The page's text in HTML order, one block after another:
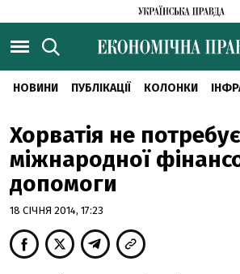
НОВИНИ ПУБЛІКАЦІЇ КОЛОНКИ
Хорватія не потребує
міжнародної
допомоги
18 СІЧНЯ 2014, 17:23